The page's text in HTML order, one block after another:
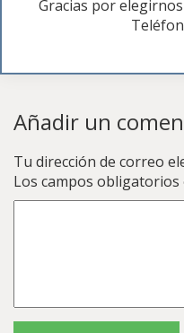
Gracias por elegirnos
Añadir un
Tu dirección de correo
Los campos obligatorios